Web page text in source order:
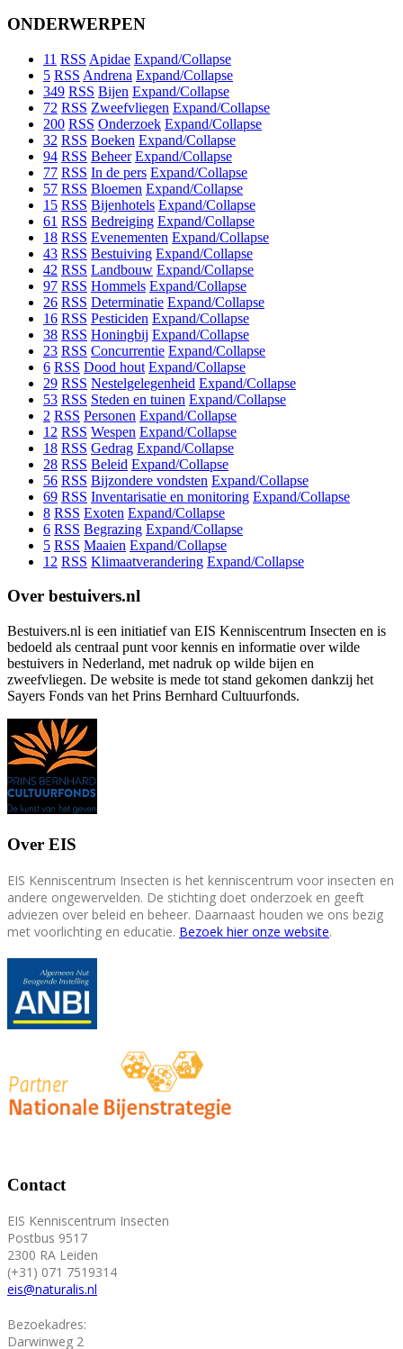
ONDERWERPEN
11 RSS Apidae Expand/Collapse
5 RSS Andrena Expand/Collapse
349 RSS Bijen Expand/Collapse
72 RSS Zweefvliegen Expand/Collapse
200 RSS Onderzoek Expand/Collapse
32 RSS Boeken Expand/Collapse
94 RSS Beheer Expand/Collapse
77 RSS In de pers Expand/Collapse
57 RSS Bloemen Expand/Collapse
15 RSS Bijenhotels Expand/Collapse
61 RSS Bedreiging Expand/Collapse
18 RSS Evenementen Expand/Collapse
43 RSS Bestuiving Expand/Collapse
42 RSS Landbouw Expand/Collapse
97 RSS Hommels Expand/Collapse
26 RSS Determinatie Expand/Collapse
16 RSS Pesticiden Expand/Collapse
38 RSS Honingbij Expand/Collapse
23 RSS Concurrentie Expand/Collapse
6 RSS Dood hout Expand/Collapse
29 RSS Nestelgelegenheid Expand/Collapse
53 RSS Steden en tuinen Expand/Collapse
2 RSS Personen Expand/Collapse
12 RSS Wespen Expand/Collapse
18 RSS Gedrag Expand/Collapse
28 RSS Beleid Expand/Collapse
56 RSS Bijzondere vondsten Expand/Collapse
69 RSS Inventarisatie en monitoring Expand/Collapse
8 RSS Exoten Expand/Collapse
6 RSS Begrazing Expand/Collapse
5 RSS Maaien Expand/Collapse
12 RSS Klimaatverandering Expand/Collapse
Over bestuivers.nl
Bestuivers.nl is een initiatief van EIS Kenniscentrum Insecten en is
bedoeld als centraal punt voor kennis en informatie over wilde
bestuivers in Nederland, met nadruk op wilde bijen en
zweefvliegen. De website is mede tot stand gekomen dankzij het
Sayers Fonds van het Prins Bernhard Cultuurfonds.
Over EIS
EIS Kenniscentrum Insecten is het kenniscentrum voor insecten en
andere ongewervelden. De stichting doet onderzoek en geeft
adviezen over beleid en beheer. Daarnaast houden we ons bezig
met voorlichting en educatie. Bezoek hier onze website.
Contact
EIS Kenniscentrum Insecten
Postbus 9517
2300 RA Leiden
(+31) 071 7519314
eis@naturalis.nl
Bezoekadres:
Darwinweg 2